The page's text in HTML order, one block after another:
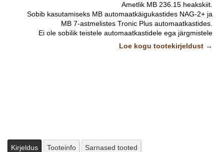
Ametlik MB 236.15 heakskiit.
Sobib kasutamiseks MB automaatkäigukastides NAG-2+ ja
MB 7-astmelistes Tronic Plus automaatkastides.
Ei ole sobilik teistele automaatkastidele ega järgmistele
kasutuskohtadele:
MB 236.10 , 236.12 ja 236.14
Loe kogu tootekirjeldust →
Kirjeldus Tooteinfo Sarnased tooted